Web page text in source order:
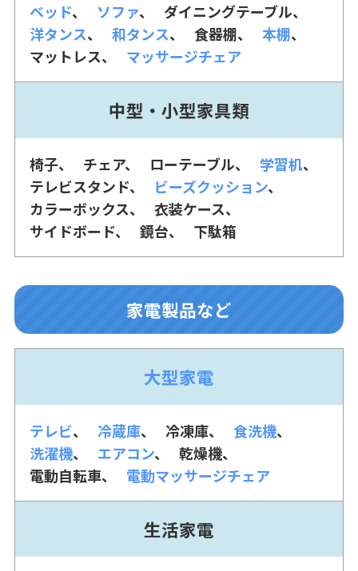
ベッド ソファ
ダイニングテーブル
洋タンス
和タンス 食器棚
本棚
マットレス
マッサージチェア
中型・小型家具類
椅子 チェア ローテーブル
学習机
テレビスタンド
ビーズクッション
カラーボックス
衣装ケース
サイドボード
鏡台 下駄箱
家電製品など
大型家電
テレビ 冷蔵庫 冷凍庫
食洗機
洗濯機
エアコン
乾燥機
電動自転車
電動マッサージチェア
生活家電